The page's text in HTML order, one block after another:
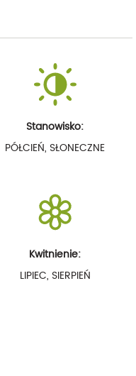
Stanowisko:
PÓŁCIEŃ, SŁONECZNE
Kwitnienie:
LIPIEC, SIERPIEŃ